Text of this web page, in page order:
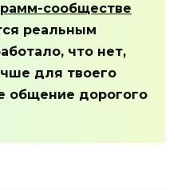
сообществе
реальным
что нет,
для твоего
общение дорогого